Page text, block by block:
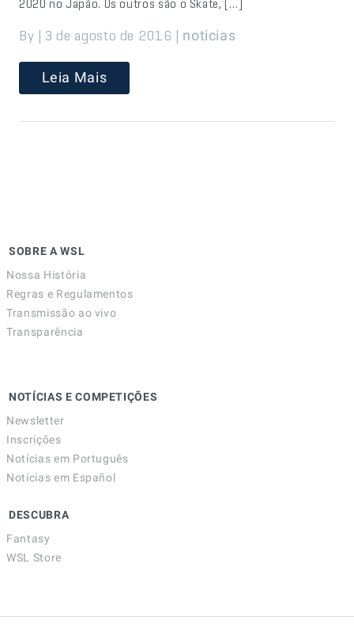
2020 no Japão. Os outros são o Skate, […]
By | 3 de agosto de 2016 | noticias
Leia Mais
SOBRE A WSL
Nossa História
Regras e Regulamentos
Transmissão ao vivo
Transparência
NOTÍCIAS E COMPETIÇÕES
Newsletter
Inscrições
Notícias em Português
Notícias em Español
DESCUBRA
Fantasy
WSL Store